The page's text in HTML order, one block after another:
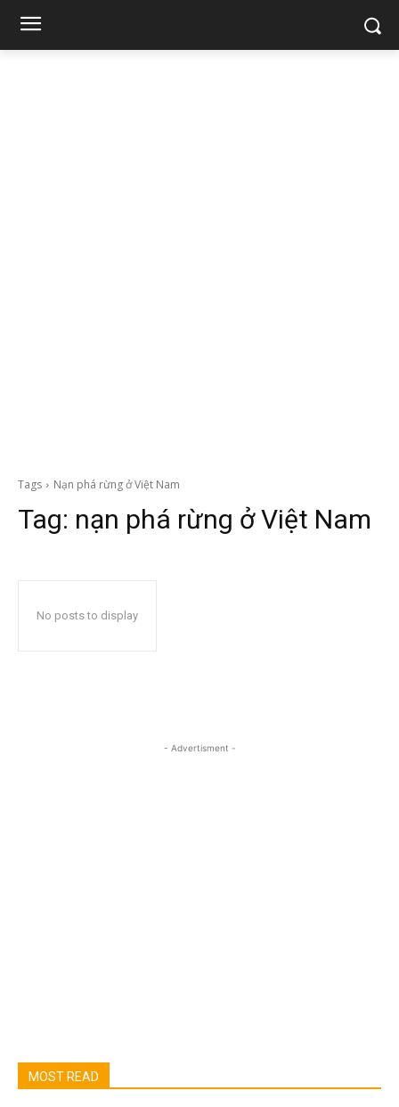
Tags Nạn phá rừng ở Việt Nam
Tag: nạn phá rừng ở Việt Nam
No posts to display
- Advertisment -
MOST READ